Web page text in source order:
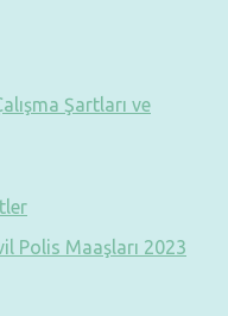
Şartları ve
Polis Maaşları 2023